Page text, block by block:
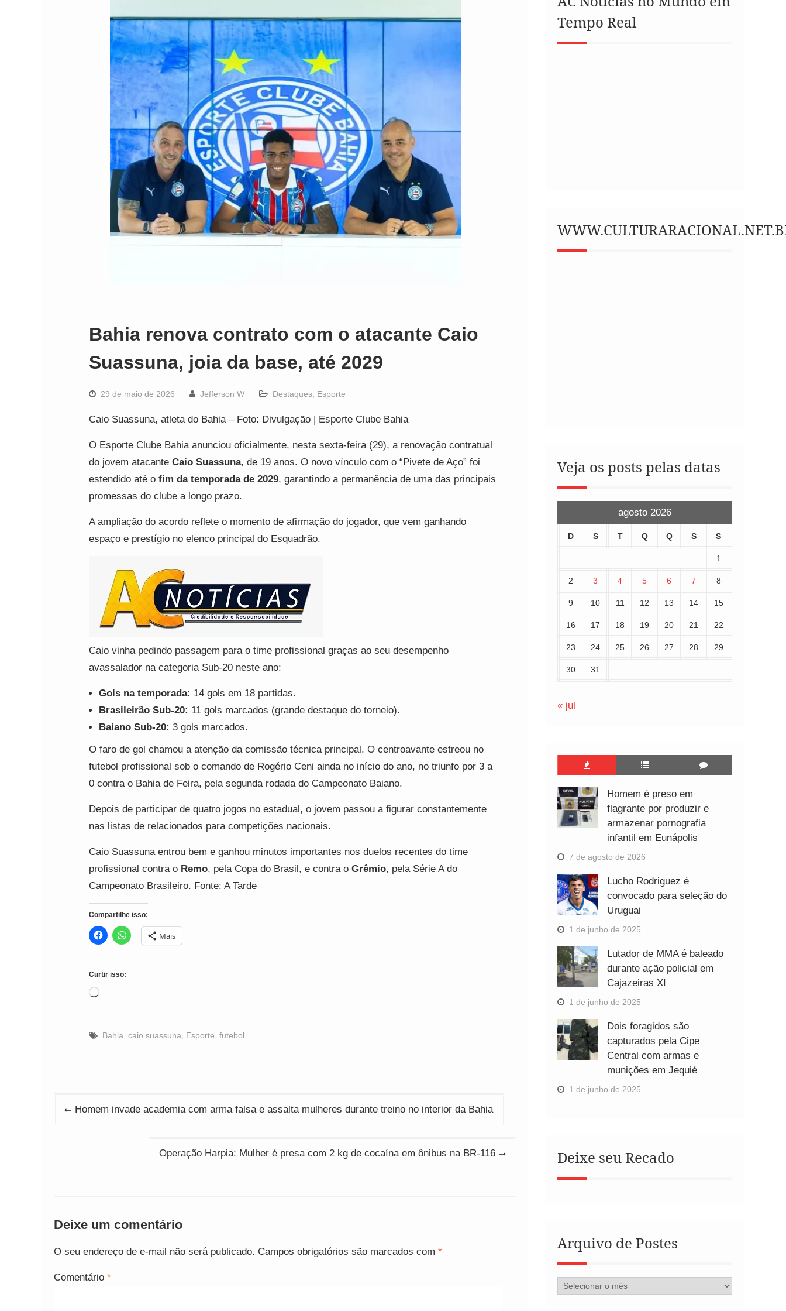
Bahia renova contrato com o atacante Caio
Suassuna, joia da base, até 2029
29 de maio de 2026 Jefferson W Destaques Esporte
Caio Suassuna, atleta do Bahia – Foto: Divulgação | Esporte Clube Bahia
O Esporte Clube Bahia anunciou oficialmente, nesta sexta-feira (29), a renovação contratual
do jovem atacante Caio Suassuna, de 19 anos. O novo vínculo com o “Pivete de Aço” foi
estendido até o fim da temporada de 2029, garantindo a permanência de uma das principais
promessas do clube a longo prazo.
A ampliação do acordo reflete o momento de afirmação do jogador, que vem ganhando
espaço e prestígio no elenco principal do Esquadrão.
Caio vinha pedindo passagem para o time profissional graças ao seu desempenho
avassalador na categoria Sub-20 neste ano:
Gols na temporada: 14 gols em 18 partidas.
Brasileirão Sub-20: 11 gols marcados (grande destaque do torneio).
Baiano Sub-20: 3 gols marcados.
O faro de gol chamou a atenção da comissão técnica principal. O centroavante estreou no
futebol profissional sob o comando de Rogério Ceni ainda no início do ano, no triunfo por 3 a
0 contra o Bahia de Feira, pela segunda rodada do Campeonato Baiano.
Depois de participar de quatro jogos no estadual, o jovem passou a figurar constantemente
nas listas de relacionados para competições nacionais.
Caio Suassuna entrou bem e ganhou minutos importantes nos duelos recentes do time
profissional contra o Remo, pela Copa do Brasil, e contra o Grêmio, pela Série A do
Campeonato Brasileiro. Fonte: A Tarde
Compartilhe isso:
Mais
Curtir isso:
Carregando...
Bahia caio suassuna Esporte futebol
Navegação
Homem invade academia com arma falsa e assalta mulheres durante treino no interior da Bahia
Operação Harpia: Mulher é presa com 2 kg de cocaína em ônibus na BR-116
Deixe um comentário
O seu endereço de e-mail não será publicado. Campos obrigatórios são marcados com *
Comentário *
Tempo Real
Veja os posts pelas datas
agosto 2026
D S T Q Q S S
1
2 3 4 5 6 7 8
9 10 11 12 13 14 15
16 17 18 19 20 21 22
23 24 25 26 27 28 29
30 31
« jul
Homem é preso em
flagrante por produzir e
armazenar pornografia
infantil em Eunápolis
7 de agosto de 2026
Lucho Rodriguez é
convocado para seleção do
Uruguai
1 de junho de 2025
Lutador de MMA é baleado
durante ação policial em
Cajazeiras XI
1 de junho de 2025
Dois foragidos são
capturados pela Cipe
Central com armas e
munições em Jequié
1 de junho de 2025
Deixe seu Recado
Arquivo de Postes
Arquivo